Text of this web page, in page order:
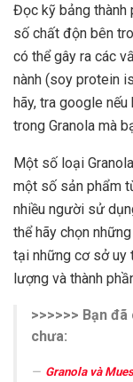
Đọc kỹ bảng thành
số chất độn bên
có thể gây ra các
nành (soy protein
hãy, tra google
trong Granola mà
Một số loại
một số sản phẩm
nhiều người sử
thể hãy chọn
tại những cơ sở uy
lượng và thành
>>>>>> Bạn
chưa:
Granola và